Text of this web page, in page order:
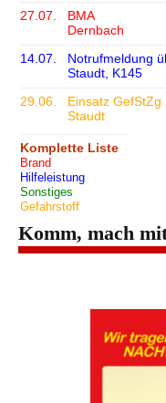
27.07.
BMA
Dernbach
14.07.
Notrufmeldung
Staudt, K145
29.06.
Einsatz
Staudt
Komplette Liste
Brand
Hilfeleistung
Sonstiges
Gefahrstoff
Komm, mach